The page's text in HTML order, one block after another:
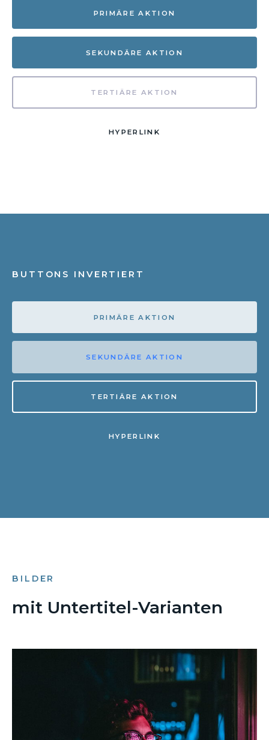
PRIMÄRE AKTION
SEKUNDÄRE AKTION
TERTIÄRE AKTION
HYPERLINK
BUTTONS INVERTIERT
PRIMÄRE AKTION
SEKUNDÄRE AKTION
TERTIÄRE AKTION
HYPERLINK
BILDER
mit Untertitel-Varianten